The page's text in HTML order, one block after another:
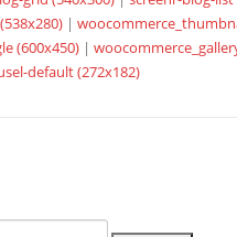
|
(600x450) |
default (272x182)